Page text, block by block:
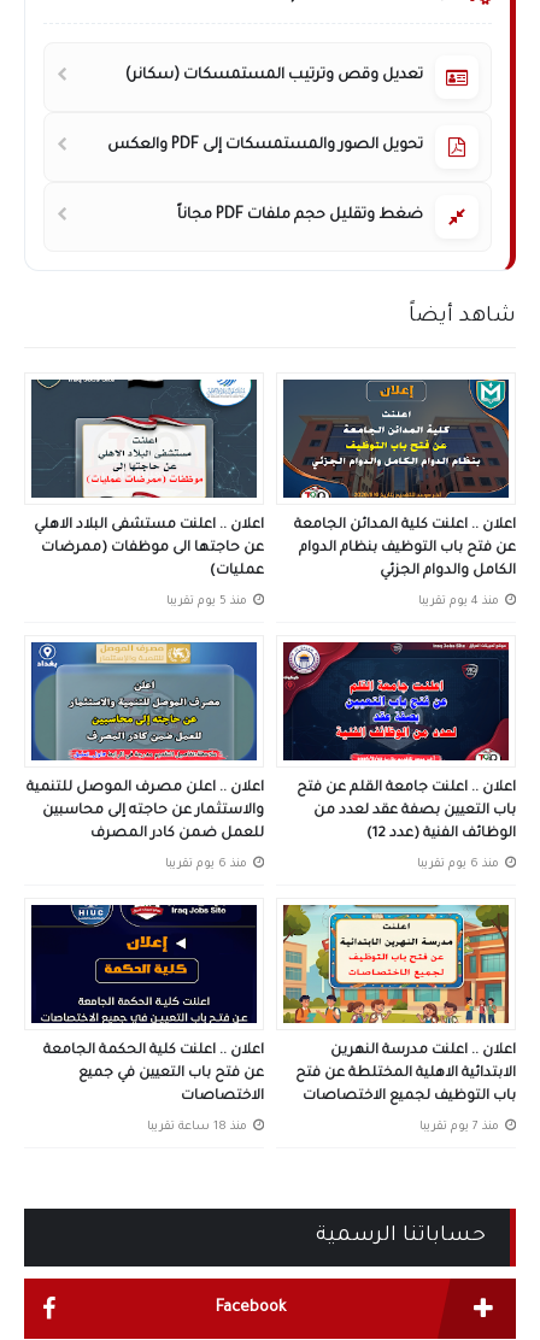
تعديل وقص وترتيب المستمسكات (سكانر)
تحويل الصور والمستمسكات إلى PDF والعكس
ضغط وتقليل حجم ملفات PDF مجاناً
شاهد أيضاً
اعلان .. اعلنت كلية المدائن الجامعة
عن فتح باب التوظيف بنظام الدوام
الكامل والدوام الجزئي
منذ 4 يوم تقريبا
اعلان .. اعلنت مستشفى البلاد الاهلي
عن حاجتها الى موظفات (ممرضات
عمليات)
منذ 5 يوم تقريبا
اعلان .. اعلنت جامعة القلم عن فتح
باب التعيين بصفة عقد لعدد من
الوظائف الفنية (عدد 12)
منذ 6 يوم تقريبا
اعلان .. اعلن مصرف الموصل للتنمية
والاستثمار عن حاجته إلى محاسبين
للعمل ضمن كادر المصرف
منذ 6 يوم تقريبا
اعلان .. اعلنت مدرسة النهرين
الابتدائية الاهلية المختلطة عن فتح
باب التوظيف لجميع الاختصاصات
منذ 7 يوم تقريبا
اعلان .. اعلنت كلية الحكمة الجامعة
عن فتح باب التعيين في جميع
الاختصاصات
منذ 18 ساعة تقريبا
حساباتنا الرسمية
Facebook